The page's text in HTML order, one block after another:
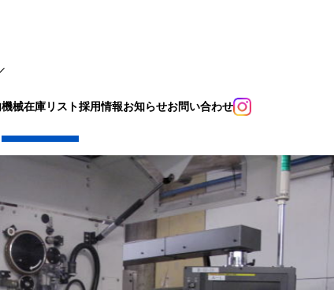
機械在庫リスト採用情報お知らせお問い合わせ